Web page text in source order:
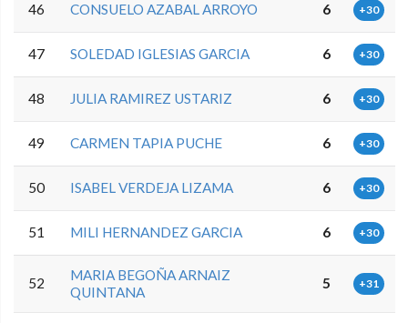
46 CONSUELO AZABAL ARROYO 6 +30
47 SOLEDAD IGLESIAS GARCIA 6 +30
48 JULIA RAMIREZ USTARIZ 6 +30
49 CARMEN TAPIA PUCHE 6 +30
50 ISABEL VERDEJA LIZAMA 6 +30
51 MILI HERNANDEZ GARCIA 6 +30
52
MARIA BEGOÑA ARNAIZ
QUINTANA
5 +31